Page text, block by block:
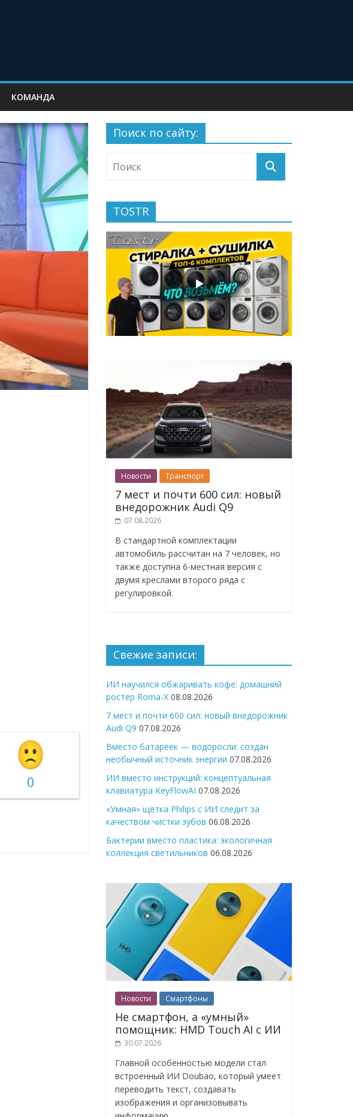
КОМАНДА
0
Поиск по сайту:
TOSTR
Новости Транспорт
7 мест и почти 600 сил: новый
внедорожник Audi Q9
07.08.2026
В стандартной комплектации
автомобиль рассчитан на 7 человек, но
также доступна 6-местная версия с
двумя креслами второго ряда с
регулировкой.
Свежие записи:
ИИ научился обжаривать кофе: домашний
ростер Roma-X 08.08.2026
7 мест и почти 600 сил: новый внедорожник
Audi Q9 07.08.2026
Вместо батареек — водоросли: создан
необычный источник энергии 07.08.2026
ИИ вместо инструкций: концептуальная
клавиатура KeyFlowAI 07.08.2026
«Умная» щётка Philips с ИИ следит за
качеством чистки зубов 06.08.2026
Бактерии вместо пластика: экологичная
коллекция светильников 06.08.2026
Новости Смартфоны
Не смартфон, а «умный»
помощник: HMD Touch AI с ИИ
30.07.2026
Главной особенностью модели стал
встроенный ИИ Doubao, который умеет
переводить текст, создавать
изображения и организовывать